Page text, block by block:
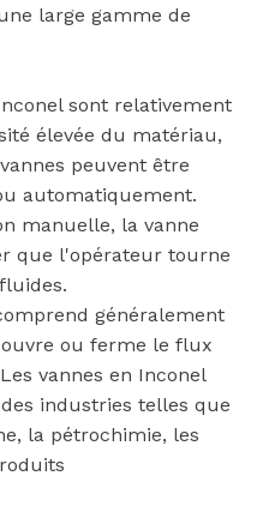
large gamme de
sont relativement
élevée du matériau,
peuvent être
automatiquement.
manuelle, la vanne
que l'opérateur tourne
généralement
ou ferme le flux
vannes en Inconel
industries telles que
la pétrochimie, les